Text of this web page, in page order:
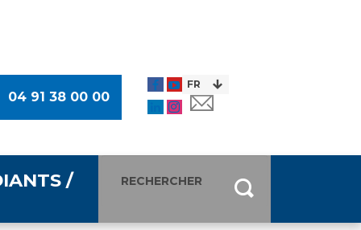
04 91 38 00 00
/